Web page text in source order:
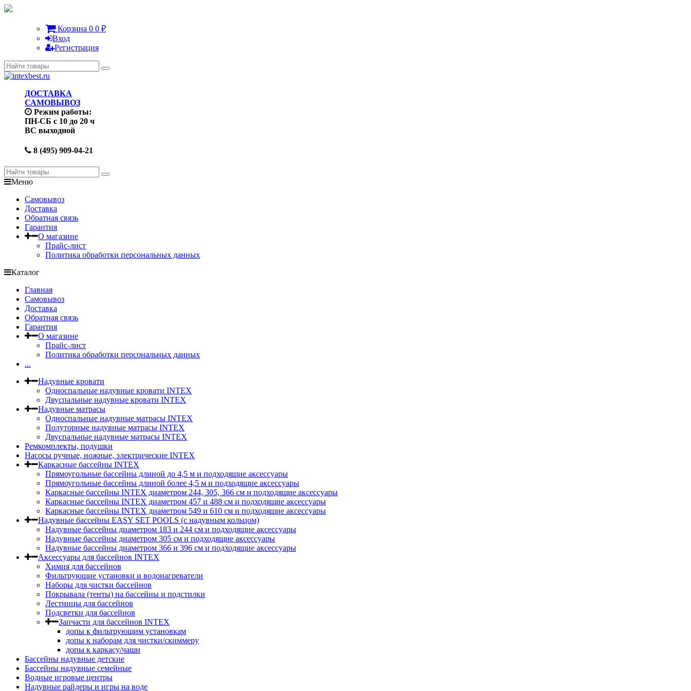
Корзина 0 0 ₽
Вход
Регистрация
ДОСТАВКА
САМОВЫВОЗ
Режим работы:
ПН-СБ с 10 до 20 ч
ВС выходной
8 (495) 909-04-21
Меню
Самовывоз
Доставка
Обратная связь
Гарантия
О магазине
Прайс-лист
Политика обработки персональных данных
Каталог
Главная
Самовывоз
Доставка
Обратная связь
Гарантия
О магазине
Прайс-лист
Политика обработки персональных данных
...
Надувные кровати
Односпальные надувные кровати INTEX
Двуспальные надувные кровати INTEX
Надувные матрасы
Односпальные надувные матрасы INTEX
Полуторные надувные матрасы INTEX
Двуспальные надувные матрасы INTEX
Ремкомплекты, подушки
Насосы ручные, ножные, электрические INTEX
Каркасные бассейны INTEX
Прямоугольные бассейны длиной до 4,5 м и подходящие аксессуары
Прямоугольные бассейны длиной более 4,5 м и подходящие аксессуары
Каркасные бассейны INTEX диаметром 244, 305, 366 см и подходящие аксессуары
Каркасные бассейны INTEX диаметром 457 и 488 cм и подходящие аксессуары
Каркасные бассейны INTEX диаметром 549 и 610 см и подходящие аксессуары
Надувные бассейны EASY SET POOLS (с надувным кольцом)
Надувные бассейны диаметром 183 и 244 см и подходящие аксессуары
Надувные бассейны диаметром 305 см и подходящие аксессуары
Надувные бассейны диаметром 366 и 396 см и подходящие аксессуары
Аксессуары для бассейнов INTEX
Химия для бассейнов
Фильтрующие установки и водонагреватели
Наборы для чистки бассейнов
Покрывала (тенты) на бассейны и подстилки
Лестницы для бассейнов
Подсветки для бассейнов
Запчасти для бассейнов INTEX
допы к фильтрующим установкам
допы к наборам для чистки/скиммеру
допы к каркасу/чаши
Бассейны надувные детские
Бассейны надувные семейные
Водные игровые центры
Надувные райдеры и игры на воде